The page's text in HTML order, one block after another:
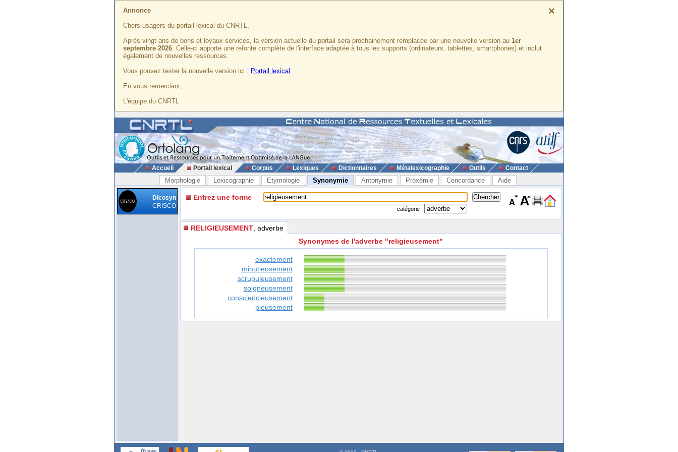
×
Annonce
Chers usagers du portail lexical du CNRTL,
Après vingt ans de bons et loyaux services, la version actuelle du portail sera prochainement remplacée par une nouvelle version au 1er
septembre 2026. Celle-ci apporte une refonte complète de l'interface adaptée à tous les supports (ordinateurs, tablettes, smartphones) et inclut
également de nouvelles ressources.
Vous pouvez tester la nouvelle version ici : Portail lexical
En vous remerciant,
L'équipe du CNRTL
Accueil Portail lexical Corpus Lexiques Dictionnaires Métalexicographie Outils Contact
Morphologie Lexicographie Etymologie Synonymie Antonymie Proxémie Concordance Aide
Dicosyn
CRISCO
Entrez une forme
catégorie :
RELIGIEUSEMENT , adverbe
Synonymes de l'adverbe "religieusement"
exactement
minutieusement
scrupuleusement
soigneusement
consciencieusement
pieusement